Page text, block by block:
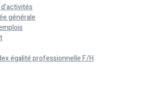
générale
égalité professionnelle F/H